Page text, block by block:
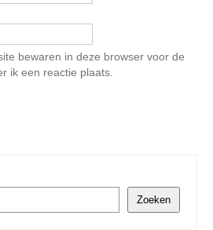
bewaren in deze browser voor de
ik een reactie plaats.
Zoeken